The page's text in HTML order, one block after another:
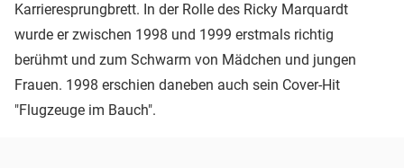
Karrieresprungbrett. In der Rolle des Ricky Marquardt
wurde er zwischen 1998 und 1999 erstmals richtig
berühmt und zum Schwarm von Mädchen und jungen
Frauen. 1998 erschien daneben auch sein Cover-Hit
"Flugzeuge im Bauch".